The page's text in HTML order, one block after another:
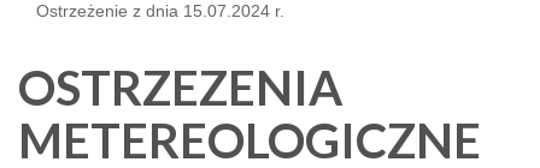
Ostrzeżenie z dnia 15.07.2024 r.
OSTRZEZENIA
METEREOLOGICZNE